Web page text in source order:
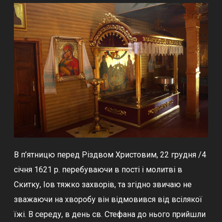
В п’ятницю перед Різдвом Христовим, 22 грудня /4
січня 1621 р. перебуваючи в пості і молитві в
Скитку, Іов тяжко захворів, та згідно звичаю не
зважаючи на хворобу він відмовився від всілякої
їжі. В середу, в день св. Стефана до нього прийшли